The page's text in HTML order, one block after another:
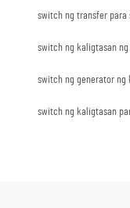
switch ng transfer para
switch ng kaligtasan
switch ng generator ng
switch ng kaligtasan